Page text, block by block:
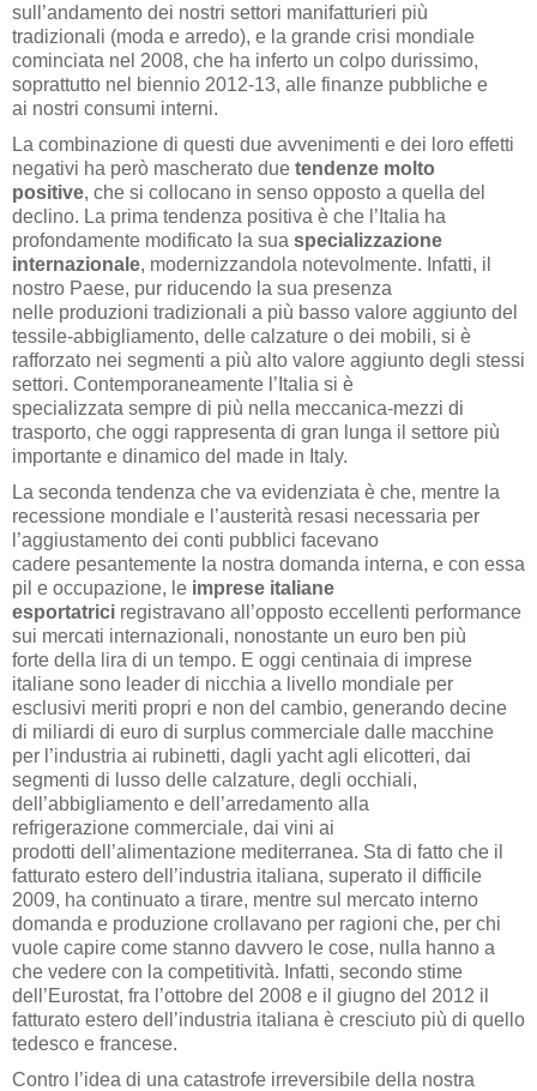
sull’andamento dei nostri settori manifatturieri più
tradizionali (moda e arredo), e la grande crisi mondiale
cominciata nel 2008, che ha inferto un colpo durissimo,
soprattutto nel biennio 2012-13, alle finanze pubbliche e
ai nostri consumi interni.
La combinazione di questi due avvenimenti e dei loro effetti
negativi ha però mascherato due tendenze molto
positive, che si collocano in senso opposto a quella del
declino. La prima tendenza positiva è che l’Italia ha
profondamente modificato la sua specializzazione
internazionale, modernizzandola notevolmente. Infatti, il
nostro Paese, pur riducendo la sua presenza
nelle produzioni tradizionali a più basso valore aggiunto del
tessile-abbigliamento, delle calzature o dei mobili, si è
rafforzato nei segmenti a più alto valore aggiunto degli stessi
settori. Contemporaneamente l’Italia si è
specializzata sempre di più nella meccanica-mezzi di
trasporto, che oggi rappresenta di gran lunga il settore più
importante e dinamico del made in Italy.
La seconda tendenza che va evidenziata è che, mentre la
recessione mondiale e l’austerità resasi necessaria per
l’aggiustamento dei conti pubblici facevano
cadere pesantemente la nostra domanda interna, e con essa
pil e occupazione, le imprese italiane
esportatrici registravano all’opposto eccellenti performance
sui mercati internazionali, nonostante un euro ben più
forte della lira di un tempo. E oggi centinaia di imprese
italiane sono leader di nicchia a livello mondiale per
esclusivi meriti propri e non del cambio, generando decine
di miliardi di euro di surplus commerciale dalle macchine
per l’industria ai rubinetti, dagli yacht agli elicotteri, dai
segmenti di lusso delle calzature, degli occhiali,
dell’abbigliamento e dell’arredamento alla
refrigerazione commerciale, dai vini ai
prodotti dell’alimentazione mediterranea. Sta di fatto che il
fatturato estero dell’industria italiana, superato il difficile
2009, ha continuato a tirare, mentre sul mercato interno
domanda e produzione crollavano per ragioni che, per chi
vuole capire come stanno davvero le cose, nulla hanno a
che vedere con la competitività. Infatti, secondo stime
dell’Eurostat, fra l’ottobre del 2008 e il giugno del 2012 il
fatturato estero dell’industria italiana è cresciuto più di quello
tedesco e francese.
Contro l’idea di una catastrofe irreversibile della nostra